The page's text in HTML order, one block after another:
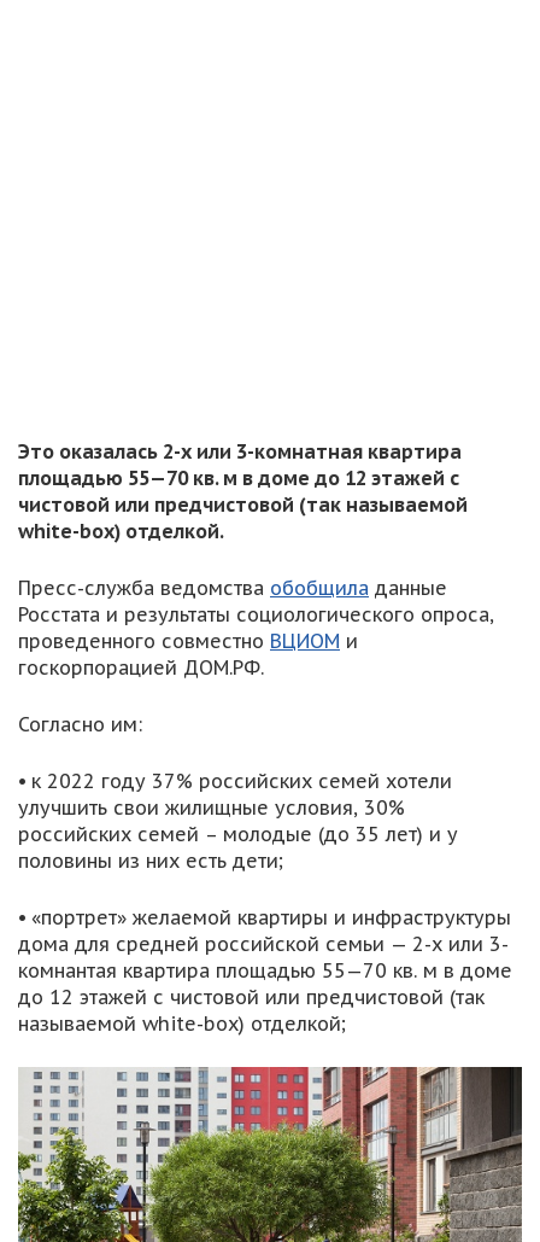
Это оказалась 2-х или 3-комнатная квартира
площадью 55—70 кв. м в доме до 12 этажей с
чистовой или предчистовой (так называемой
white-box) отделкой.
Пресс-служба ведомства обобщила данные
Росстата и результаты социологического опроса,
проведенного совместно ВЦИОМ и
госкорпорацией ДОМ.РФ.
Согласно им:
• к 2022 году 37% российских семей хотели
улучшить свои жилищные условия, 30%
российских семей – молодые (до 35 лет) и у
половины из них есть дети;
• «портрет» желаемой квартиры и инфраструктуры
дома для средней российской семьи — 2-х или 3-
комнантая квартира площадью 55—70 кв. м в доме
до 12 этажей с чистовой или предчистовой (так
называемой white-box) отделкой;